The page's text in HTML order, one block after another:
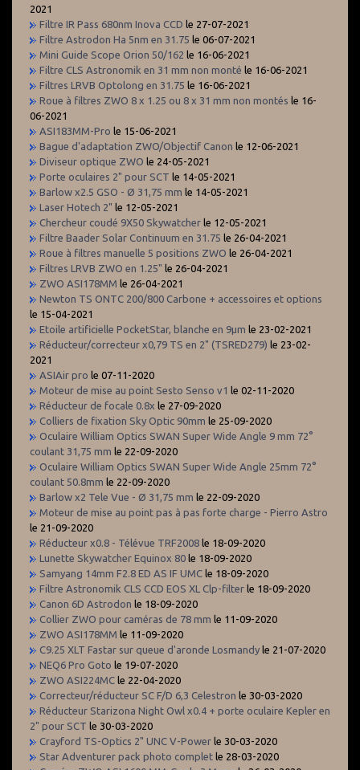
2021
Filtre IR Pass 680nm Inova CCD le 27-07-2021
Filtre Astrodon Ha 5nm en 31.75 le 06-07-2021
Mini Guide Scope Orion 50/162 le 16-06-2021
Filtre CLS Astronomik en 31 mm non monté le 16-06-2021
Filtres LRVB Optolong en 31.75 le 16-06-2021
Roue à filtres ZWO 8 x 1.25 ou 8 x 31 mm non montés le 16-
06-2021
ASI183MM-Pro le 15-06-2021
Bague d'adaptation ZWO/Objectif Canon le 12-06-2021
Diviseur optique ZWO le 24-05-2021
Porte oculaires 2" pour SCT le 14-05-2021
Barlow x2.5 GSO - Ø 31,75 mm le 14-05-2021
Laser Hotech 2" le 12-05-2021
Chercheur coudé 9X50 Skywatcher le 12-05-2021
Filtre Baader Solar Continuum en 31.75 le 26-04-2021
Roue à filtres manuelle 5 positions ZWO le 26-04-2021
Filtres LRVB ZWO en 1.25" le 26-04-2021
ZWO ASI178MM le 26-04-2021
Newton TS ONTC 200/800 Carbone + accessoires et options
le 15-04-2021
Etoile artificielle PocketStar, blanche en 9µm le 23-02-2021
Réducteur/correcteur x0,79 TS en 2" (TSRED279) le 23-02-
2021
ASIAir pro le 07-11-2020
Moteur de mise au point Sesto Senso v1 le 02-11-2020
Réducteur de focale 0.8x le 27-09-2020
Colliers de fixation Sky Optic 90mm le 25-09-2020
Oculaire William Optics SWAN Super Wide Angle 9 mm 72°
coulant 31,75 mm le 22-09-2020
Oculaire William Optics SWAN Super Wide Angle 25mm 72°
coulant 50.8mm le 22-09-2020
Barlow x2 Tele Vue - Ø 31,75 mm le 22-09-2020
Moteur de mise au point pas à pas forte charge - Pierro Astro
le 21-09-2020
Réducteur x0.8 - Télévue TRF2008 le 18-09-2020
Lunette Skywatcher Equinox 80 le 18-09-2020
Samyang 14mm F2.8 ED AS IF UMC le 18-09-2020
Filtre Astronomik CLS CCD EOS XL Clp-filter le 18-09-2020
Canon 6D Astrodon le 18-09-2020
Collier ZWO pour caméras de 78 mm le 11-09-2020
ZWO ASI178MM le 11-09-2020
C9.25 XLT Fastar sur queue d'aronde Losmandy le 21-07-2020
NEQ6 Pro Goto le 19-07-2020
ZWO ASI224MC le 22-04-2020
Correcteur/réducteur SC F/D 6,3 Celestron le 30-03-2020
Réducteur Starizona Night Owl x0.4 + porte oculaire Kepler en
2" pour SCT le 30-03-2020
Crayford TS-Optics 2" UNC V-Power le 30-03-2020
Star Adventurer pack photo complet le 28-03-2020